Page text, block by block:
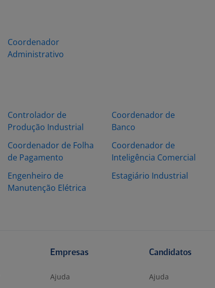
Coordenador
Administrativo
Controlador de
Produção Industrial
Coordenador de Folha
de Pagamento
Engenheiro de
Manutenção Elétrica
Coordenador de
Banco
Coordenador de
Inteligência Comercial
Estagiário Industrial
Empresas
Ajuda
Candidatos
Ajuda